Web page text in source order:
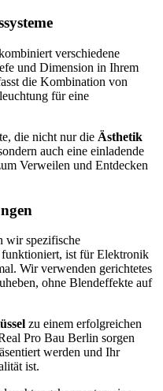
verschiedene
und Dimension in Ihrem
die Kombination von
für eine
die nicht nur die Ästhetik
auch eine einladende
Verweilen und Entdecken
wir spezifische
ist für Elektronik
Wir verwenden gerichtetes
ohne Blendeffekte auf
zu einem erfolgreichen
Pro Bau Berlin sorgen
werden und Ihr
ist.